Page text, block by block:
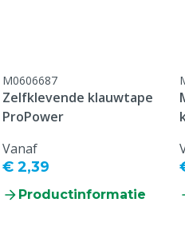
M0606687
Zelfklevende klauwtape
ProPower
Vanaf
€ 2,39
Productinformatie